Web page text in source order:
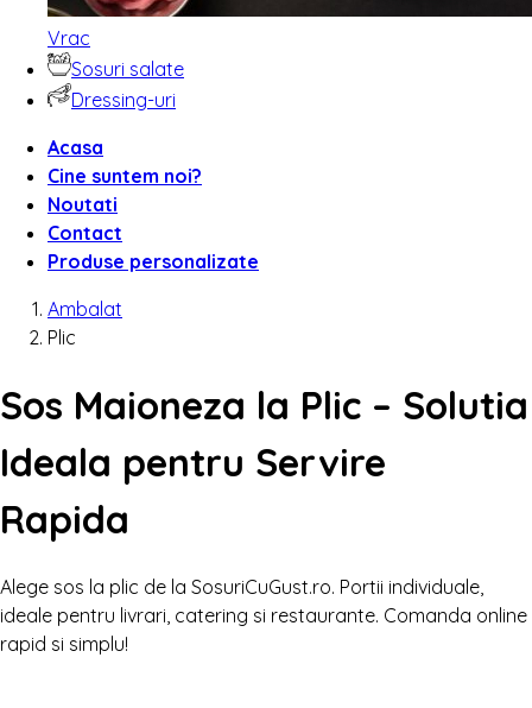
Vrac
Sosuri salate
Dressing-uri
Acasa
Cine suntem noi?
Noutati
Contact
Produse personalizate
Ambalat
Plic
Sos Maioneza la Plic – Solutia
Ideala pentru Servire
Rapida
Alege sos la plic de la SosuriCuGust.ro. Portii individuale,
ideale pentru livrari, catering si restaurante. Comanda online
rapid si simplu!